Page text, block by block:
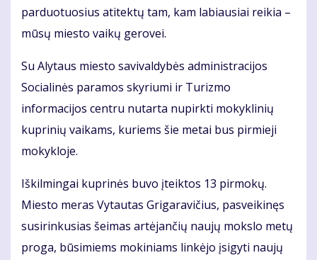
parduotuosius atitektų tam, kam labiausiai reikia –
mūsų miesto vaikų gerovei.
Su Alytaus miesto savivaldybės administracijos
Socialinės paramos skyriumi ir Turizmo
informacijos centru nutarta nupirkti mokyklinių
kuprinių vaikams, kuriems šie metai bus pirmieji
mokykloje.
Iškilmingai kuprinės buvo įteiktos 13 pirmokų.
Miesto meras Vytautas Grigaravičius, pasveikinęs
susirinkusias šeimas artėjančių naujų mokslo metų
proga, būsimiems mokiniams linkėjo įsigyti naujų